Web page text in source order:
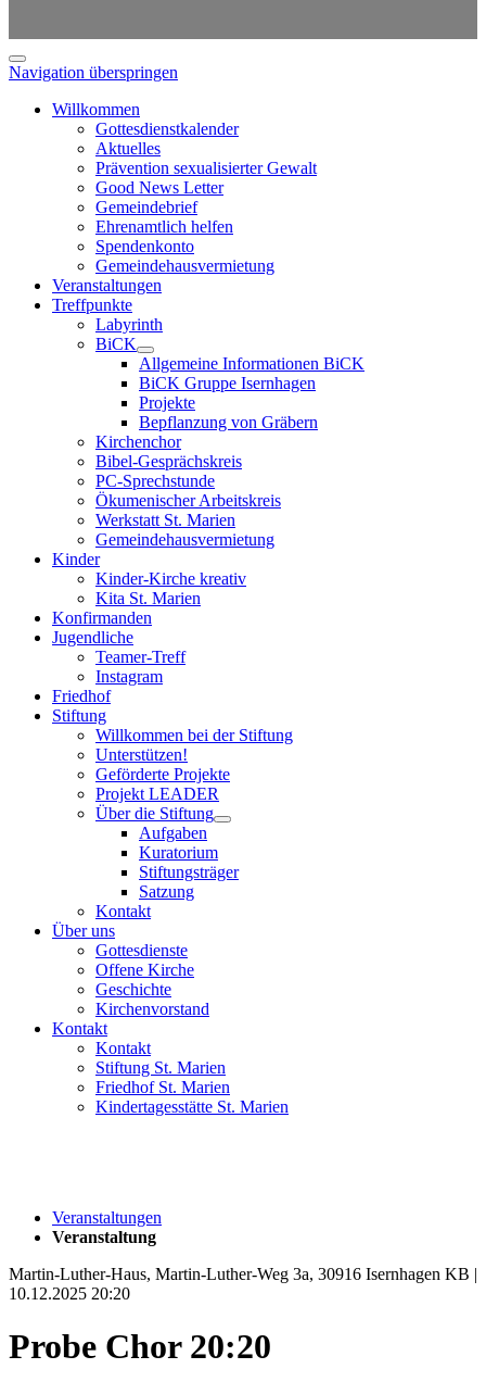
Navigation überspringen
Willkommen
Gottesdienstkalender
Aktuelles
Prävention sexualisierter Gewalt
Good News Letter
Gemeindebrief
Ehrenamtlich helfen
Spendenkonto
Gemeindehausvermietung
Veranstaltungen
Treffpunkte
Labyrinth
BiCK
Allgemeine Informationen BiCK
BiCK Gruppe Isernhagen
Projekte
Bepflanzung von Gräbern
Kirchenchor
Bibel-Gesprächskreis
PC-Sprechstunde
Ökumenischer Arbeitskreis
Werkstatt St. Marien
Gemeindehausvermietung
Kinder
Kinder-Kirche kreativ
Kita St. Marien
Konfirmanden
Jugendliche
Teamer-Treff
Instagram
Friedhof
Stiftung
Willkommen bei der Stiftung
Unterstützen!
Geförderte Projekte
Projekt LEADER
Über die Stiftung
Aufgaben
Kuratorium
Stiftungsträger
Satzung
Kontakt
Über uns
Gottesdienste
Offene Kirche
Geschichte
Kirchenvorstand
Kontakt
Kontakt
Stiftung St. Marien
Friedhof St. Marien
Kindertagesstätte St. Marien
Veranstaltungen
Veranstaltung
Martin-Luther-Haus, Martin-Luther-Weg 3a, 30916 Isernhagen KB |
10.12.2025 20:20
Probe Chor 20:20